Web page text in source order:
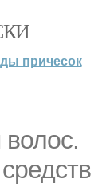
причесок